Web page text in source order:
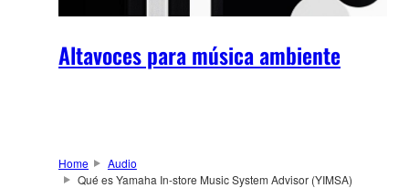
Altavoces para música ambiente
Home
Audio
Qué es Yamaha In-store Music System Advisor (YIMSA)